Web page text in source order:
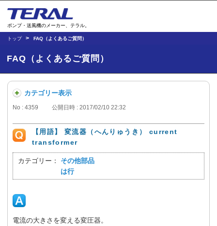
ポンプ・送風機のメーカー、テラル。
トップ FAQ（よくあるご質問）
FAQ（よくあるご質問）
カテゴリー表示
No : 4359 公開日時 : 2017/02/10 22:32
【用語】 変流器（へんりゅうき） current
transformer
カテゴリー：
その他部品
は行
電流の大きさを変える変圧器。